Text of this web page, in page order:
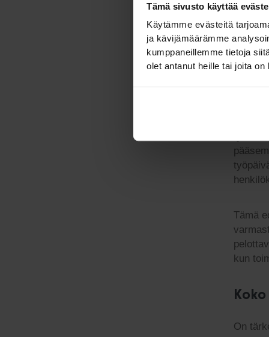
Tämä sivusto käyttää
Käytämme evästeitä
ja kävijämäärämme
kumppaneillemme tietoja
olet antanut heille tai joita
että
Tämä
kun
On